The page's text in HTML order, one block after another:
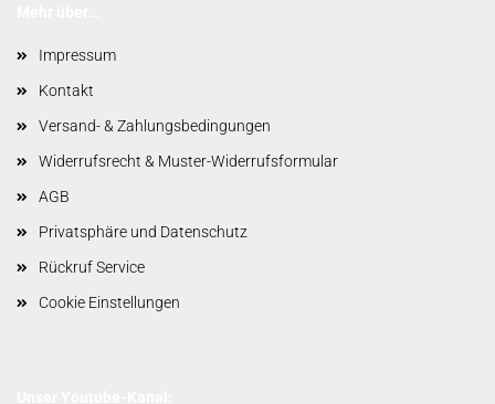
Impressum
Kontakt
Versand- & Zahlungsbedingungen
Widerrufsrecht & Muster-Widerrufsformular
AGB
Privatsphäre und Datenschutz
Rückruf Service
Cookie Einstellungen